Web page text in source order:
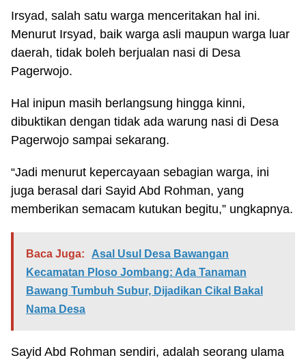
Irsyad, salah satu warga menceritakan hal ini.
Menurut Irsyad, baik warga asli maupun warga luar
daerah, tidak boleh berjualan nasi di Desa
Pagerwojo.
Hal inipun masih berlangsung hingga kinni,
dibuktikan dengan tidak ada warung nasi di Desa
Pagerwojo sampai sekarang.
“Jadi menurut kepercayaan sebagian warga, ini
juga berasal dari Sayid Abd Rohman, yang
memberikan semacam kutukan begitu,” ungkapnya.
Baca Juga:
Asal Usul Desa Bawangan
Kecamatan Ploso Jombang: Ada Tanaman
Bawang Tumbuh Subur, Dijadikan Cikal Bakal
Nama Desa
Sayid Abd Rohman sendiri, adalah seorang ulama